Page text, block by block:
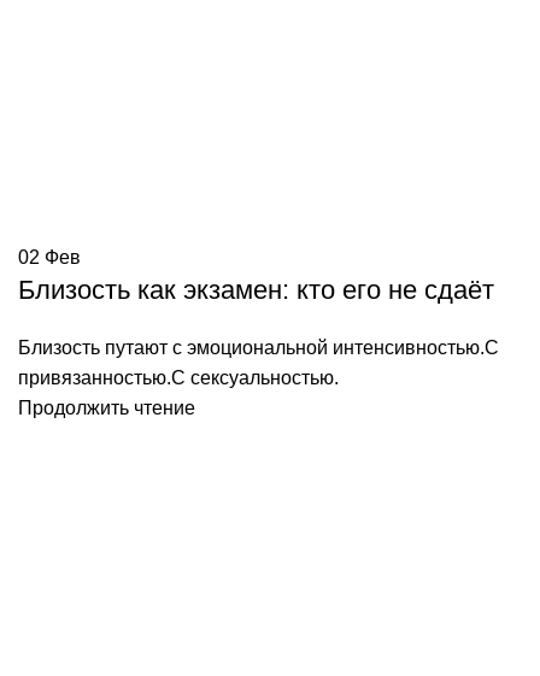
02 Фев
Близость как экзамен: кто его не сдаёт
Близость путают с эмоциональной интенсивностью.С
привязанностью.С сексуальностью.
Продолжить чтение